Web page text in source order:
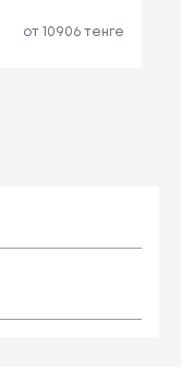
от 10906 тенге